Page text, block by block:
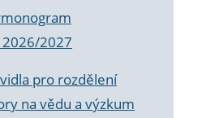
2027
pro rozdělení
na vědu a výzkum